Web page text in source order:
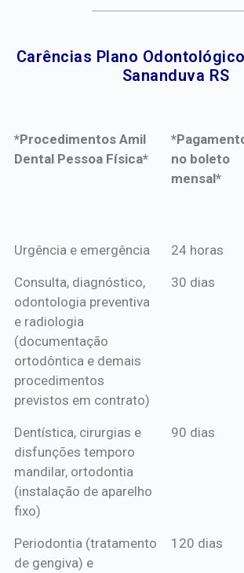
Carências Plano
Sananduva RS​
*Procedimentos Amil
Dental Pessoa Física*
no boleto
mensal*
*Procedimentos Amil
*Pagamento
mensal*
Urgência e emergência 24 horas
Consulta, diagnóstico,
odontologia preventiva
e radiologia
(documentação
ortodôntica e demais
procedimentos
previstos em contrato)
30 dias
Dentística, cirurgias e
disfunções temporo
mandilar, ortodontia
(instalação de aparelho
fixo)
90 dias
Periodontia (tratamento
de gengiva) e
120 dias